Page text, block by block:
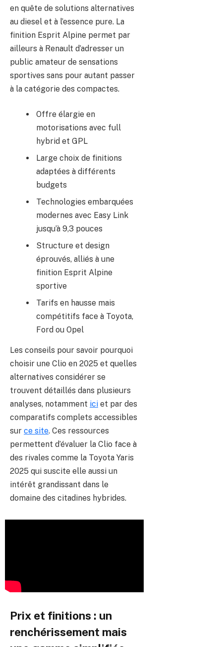
en quête de solutions alternatives
au diesel et à l’essence pure. La
finition Esprit Alpine permet par
ailleurs à Renault d’adresser un
public amateur de sensations
sportives sans pour autant passer
à la catégorie des compactes.
Offre élargie en
motorisations avec full
hybrid et GPL
Large choix de finitions
adaptées à différents
budgets
Technologies embarquées
modernes avec Easy Link
jusqu’à 9,3 pouces
Structure et design
éprouvés, alliés à une
finition Esprit Alpine
sportive
Tarifs en hausse mais
compétitifs face à Toyota,
Ford ou Opel
Les conseils pour savoir pourquoi
choisir une Clio en 2025 et quelles
alternatives considérer se
trouvent détaillés dans plusieurs
analyses, notamment ici et par des
comparatifs complets accessibles
sur ce site. Ces ressources
permettent d’évaluer la Clio face à
des rivales comme la Toyota Yaris
2025 qui suscite elle aussi un
intérêt grandissant dans le
domaine des citadines hybrides.
Prix et finitions : un
renchérissement mais